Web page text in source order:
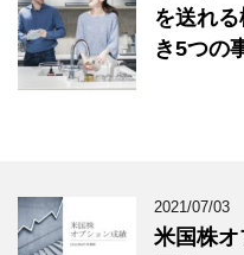
を送れ
き5つの
2021/07/03
米国株